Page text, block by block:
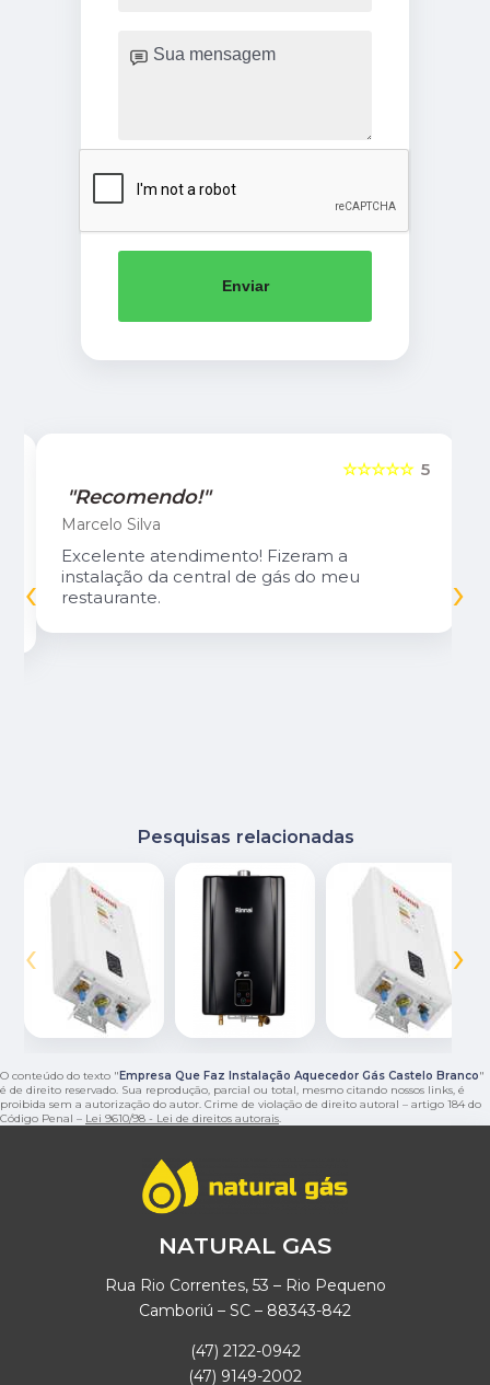
Enviar
5
☆☆☆☆☆
"Recomendo!"
Marcelo Silva
Excelente atendimento! Fizeram a
instalação da central de gás do meu
restaurante.
‹ ›
Pesquisas relacionadas
‹ ›
O conteúdo do texto "Empresa Que Faz Instalação Aquecedor Gás Castelo Branco"
é de direito reservado. Sua reprodução, parcial ou total, mesmo citando nossos links, é
proibida sem a autorização do autor. Crime de violação de direito autoral – artigo 184 do
Código Penal – Lei 9610/98 - Lei de direitos autorais.
NATURAL GAS
Rua Rio Correntes, 53 – Rio Pequeno
Camboriú – SC – 88343-842
(47) 2122-0942
(47) 9149-2002